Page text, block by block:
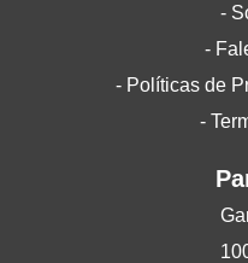
-
-
- Políticas de
-